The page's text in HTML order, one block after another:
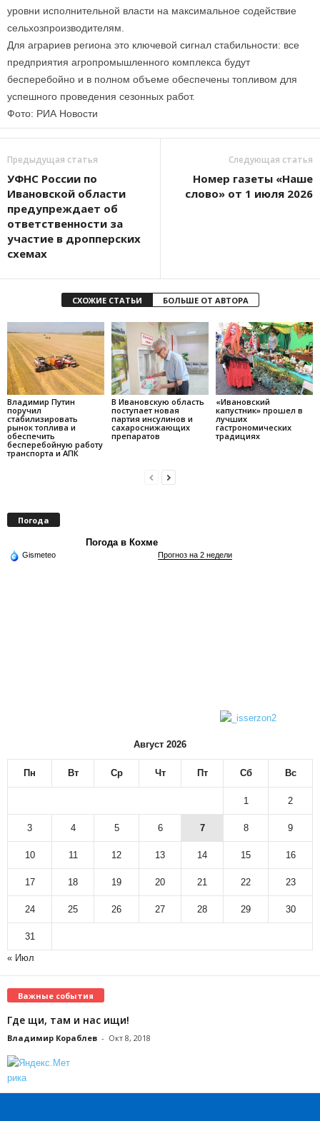
уровни исполнительной власти на максимальное содействие
сельхозпроизводителям.
Для аграриев региона это ключевой сигнал стабильности: все
предприятия агропромышленного комплекса будут
бесперебойно и в полном объеме обеспечены топливом для
успешного проведения сезонных работ.
Фото: РИА Новости
Предыдущая статья
УФНС России по
Ивановской области
предупреждает об
ответственности за
участие в дропперских
схемах
Следующая статья
Номер газеты «Наше
слово» от 1 июля 2026
СХОЖИЕ СТАТЬИ БОЛЬШЕ ОТ АВТОРА
Владимир Путин
поручил
стабилизировать
рынок топлива и
обеспечить
бесперебойную работу
транспорта и АПК
В Ивановскую область
поступает новая
партия инсулинов и
сахароснижающих
препаратов
«Ивановский
капустник» прошел в
лучших
гастрономических
традициях
Погода
Погода в Кохме
Gismeteo Прогноз на 2 недели
Август 2026
Пн Вт Ср Чт Пт Сб Вс
1 2
3 4 5 6 7 8 9
10 11 12 13 14 15 16
17 18 19 20 21 22 23
24 25 26 27 28 29 30
31
« Июл
Важные события
Где щи, там и нас ищи!
Владимир Кораблев - Окт 8, 2018